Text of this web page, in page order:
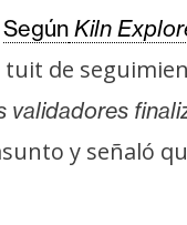
Según Kiln
tuit de
validadores
y señaló